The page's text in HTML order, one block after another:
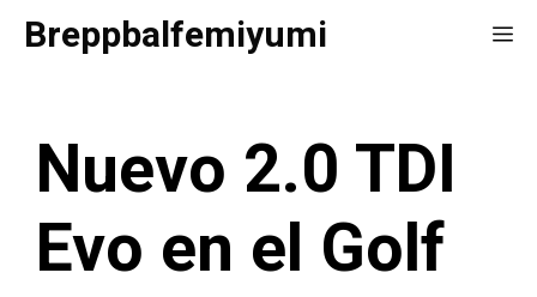
SaltarBreppbalfemiyumi
Nuevo 2.0 TDI
Evo en el Golf